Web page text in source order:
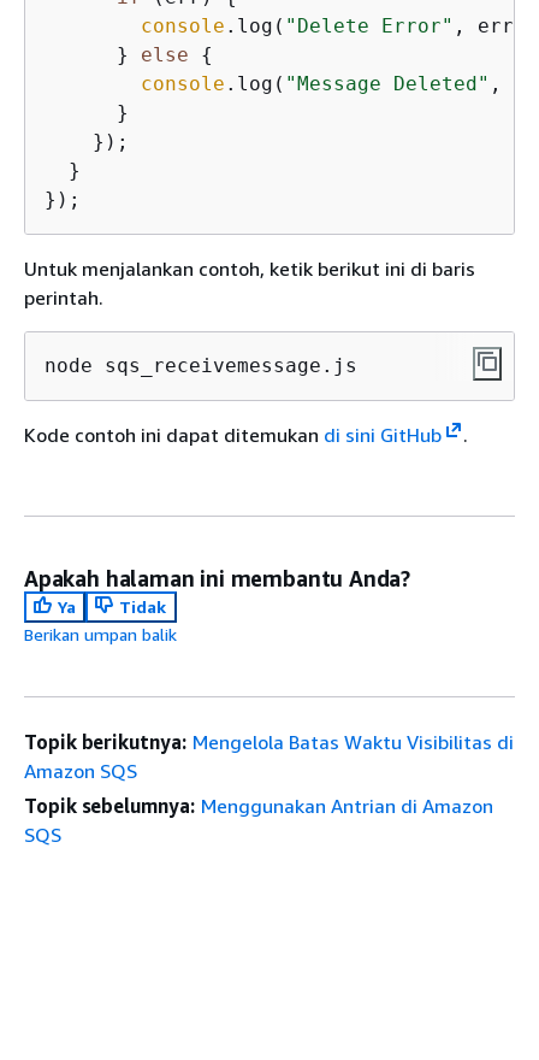
console .log( "Delete Error" , err);
      }
else
{
console .log( "Message Deleted" ,
      }
    });
  }
Untuk menjalankan contoh, ketik berikut ini di baris
perintah.
node sqs_receivemessage.js
Kode contoh ini dapat ditemukan di sini GitHub .
Apakah halaman ini membantu Anda?
Ya
Tidak
Berikan umpan balik
Topik berikutnya: Mengelola Batas Waktu Visibilitas di
Amazon SQS
Topik sebelumnya: Menggunakan Antrian di Amazon
SQS